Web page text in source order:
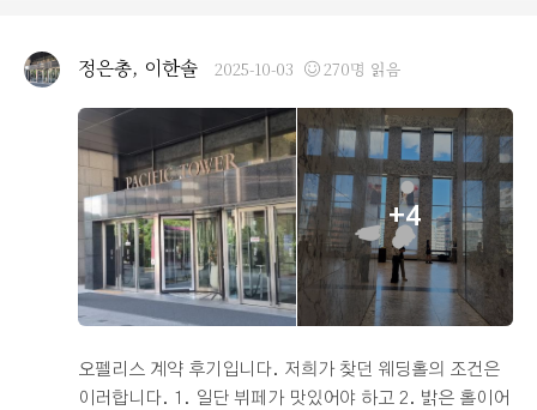
만 함께 코칭을 한다는 것 자체가 큰 의미가 있는것 같더라
구요. 코칭 할까말까 고민 있으신 예비부부분들 고민말고
신청해보시기 바랍니다. 2. 시식후기 예식 약 50일전이라
장인어른 장모님 모시고 예식장 식사 시식을 했습니다. 음
식 맛은 두말할 필요가 없고 예약전 투어할 때도 느꼈지만
바깥뷰가 너무 좋습니다. 그리고 맘에 들었던건 시식 후 칭
찬할 점과 개선할 점을 별도로 조사하시더라구요. 오펠리
스가 의견반영을 잘한다고 얘기가 많이 돌긴하지만 이런
디테일한 부분들에서도 의견 수렴하려는 게 더 믿고 예식
고 맛있게 식사했습니다. ^^ 저희 본 예식도 잘 부탁드리겠
습니다.
정은총, 이한솔 2025-10-03 270명 읽음
+4
오펠리스 계약 후기입니다. 저희가 찾던 웨딩홀의 조건은
이러합니다. 1. 일단 뷔페가 맛있어야 하고 2. 밝은 홀이어